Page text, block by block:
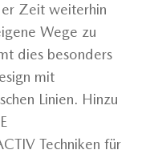
Zeit weiterhin
Wege zu
dies besonders
mit
Linien. Hinzu
Techniken für